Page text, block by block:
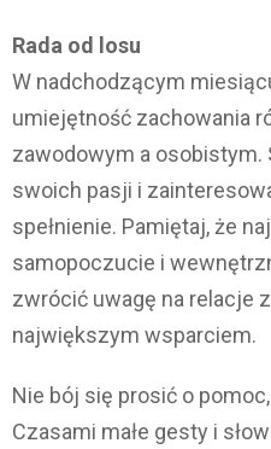
Rada od losu
W nadchodzącym
umiejętność zachowania
zawodowym a osobistym.
swoich pasji i
spełnienie. Pamiętaj, że
samopoczucie i
zwrócić uwagę na relacje
największym wsparciem.
Nie bój się prosić o
Czasami małe gesty i